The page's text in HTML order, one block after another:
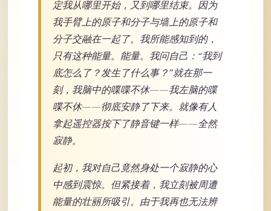
定我从哪里开始，又到哪里结束。因为
我手臂上的原子和分子与墙上的原子和
分子交融在一起了。我所能感知到的，
只有这种能量。能量。我问自己：“我到
底怎么了？发生了什么事？”就在那一
刻，我脑中的喋喋不休——我左脑的喋
喋不休——彻底安静了下来。就像有人
拿起遥控器按下了静音键一样——全然
寂静。
起初，我对自己竟然身处一个寂静的心
中感到震惊。但紧接着，我立刻被周遭
能量的壮丽所吸引。由于我再也无法辨